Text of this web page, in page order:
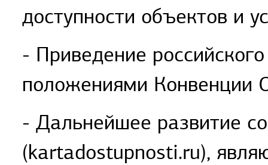
доступности объектов и
- Приведение
положениями Конвенции
- Дальнейшее развитие
(kartadostupnosti.ru),